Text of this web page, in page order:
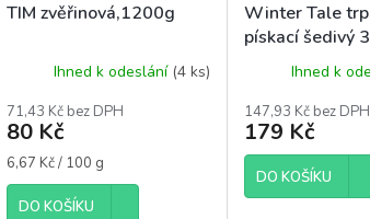
TIM zvěřinová,1200g
Ihned k odeslání (4 ks)
71,43 Kč bez DPH
80 Kč
Měrná
cena:
6,67 Kč / 100 g
DO KOŠÍKU
Winter Tale
pískací šedivý
Ihned k
147,93 Kč bez DPH
179 Kč
DO KOŠÍKU